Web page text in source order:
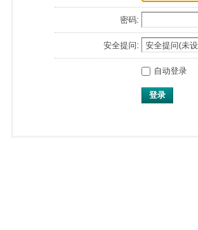
密码:
安全提问:
自动登录
登录